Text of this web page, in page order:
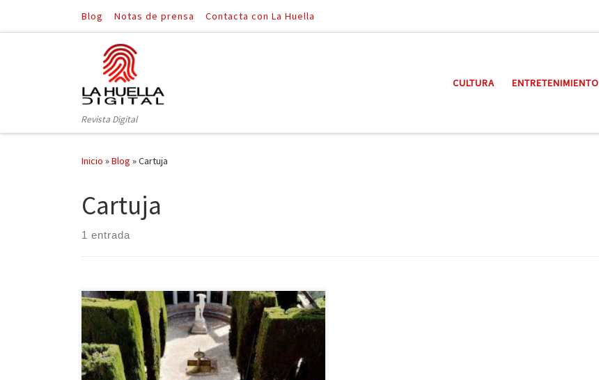
Saltar al contenido
Blog Notas de prensa Contacta con La Huella
Revista Digital
CULTURA ENTRETENIMIENTO
Inicio »Blog »Cartuja
Cartuja
1 entrada
El sur siempre sienta bien, y en esta ocasión
proponemos una escapada a Granada y Málaga.
Granada es de sobra conocida por su Alhambra (si no
la ha visitado aún, no sé a qué espera…) y por su rico